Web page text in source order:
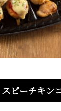
スピーチキン